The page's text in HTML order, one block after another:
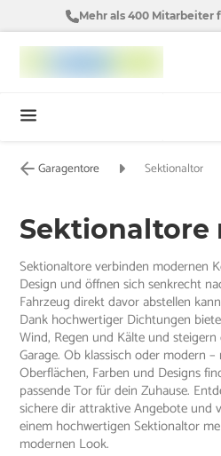
Mehr als 400 Mitarbeiter
Garagentore Sektionaltor
Sektionaltore
Sektionaltore verbinden modernen
Design und öffnen sich senkrecht
Fahrzeug direkt davor abstellen
Dank hochwertiger Dichtungen
Wind, Regen und Kälte und
Garage. Ob klassisch oder modern
Oberflächen, Farben und Designs
passende Tor für dein Zuhause.
sichere dir attraktive Angebote und
einem hochwertigen Sektionaltor
modernen Look.